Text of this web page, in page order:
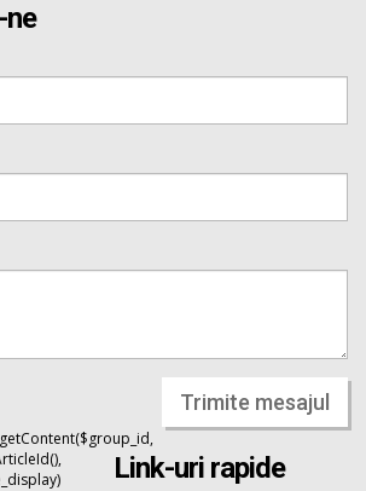
Trimite mesajul
Link-uri rapide